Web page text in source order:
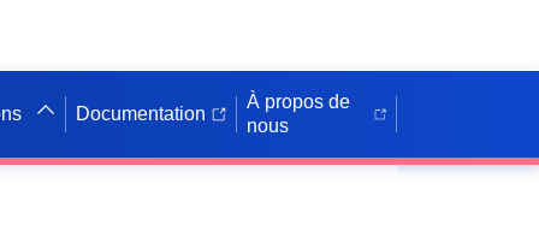
Documentation
À propos de
nous